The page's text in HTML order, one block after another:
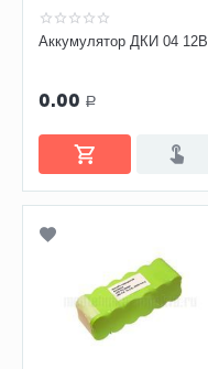
Аккумулятор ДКИ 04 12В
0.00 Р